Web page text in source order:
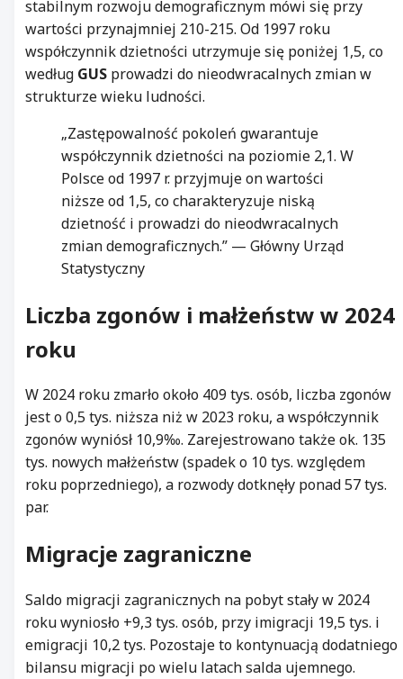
stabilnym rozwoju demograficznym mówi się przy
wartości przynajmniej 210-215. Od 1997 roku
współczynnik dzietności utrzymuje się poniżej 1,5, co
według GUS prowadzi do nieodwracalnych zmian w
strukturze wieku ludności.
„Zastępowalność pokoleń gwarantuje
współczynnik dzietności na poziomie 2,1. W
Polsce od 1997 r. przyjmuje on wartości
niższe od 1,5, co charakteryzuje niską
dzietność i prowadzi do nieodwracalnych
zmian demograficznych.” — Główny Urząd
Statystyczny
Liczba zgonów i małżeństw w 2024
roku
W 2024 roku zmarło około 409 tys. osób, liczba zgonów
jest o 0,5 tys. niższa niż w 2023 roku, a współczynnik
zgonów wyniósł 10,9‰. Zarejestrowano także ok. 135
tys. nowych małżeństw (spadek o 10 tys. względem
roku poprzedniego), a rozwody dotknęły ponad 57 tys.
par.
Migracje zagraniczne
Saldo migracji zagranicznych na pobyt stały w 2024
roku wyniosło +9,3 tys. osób, przy imigracji 19,5 tys. i
emigracji 10,2 tys. Pozostaje to kontynuacją dodatniego
bilansu migracji po wielu latach salda ujemnego.